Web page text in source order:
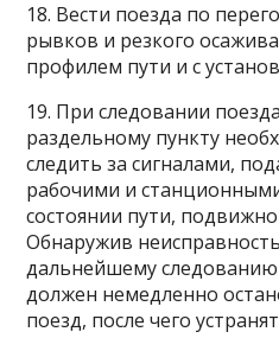
18. Вести поезда по
рывков и резкого
профилем пути и с
19. При следовании
раздельному пункту
следить за сигналами,
рабочими и
состоянии пути,
Обнаружив
дальнейшему
должен немедленно
поезд, после чего